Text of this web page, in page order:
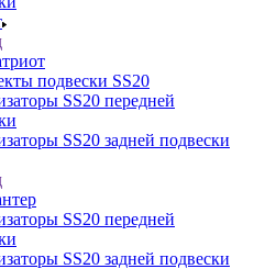
подвески SS20
SS20 передней
SS20 задней подвески
SS20 передней
SS20 задней подвески